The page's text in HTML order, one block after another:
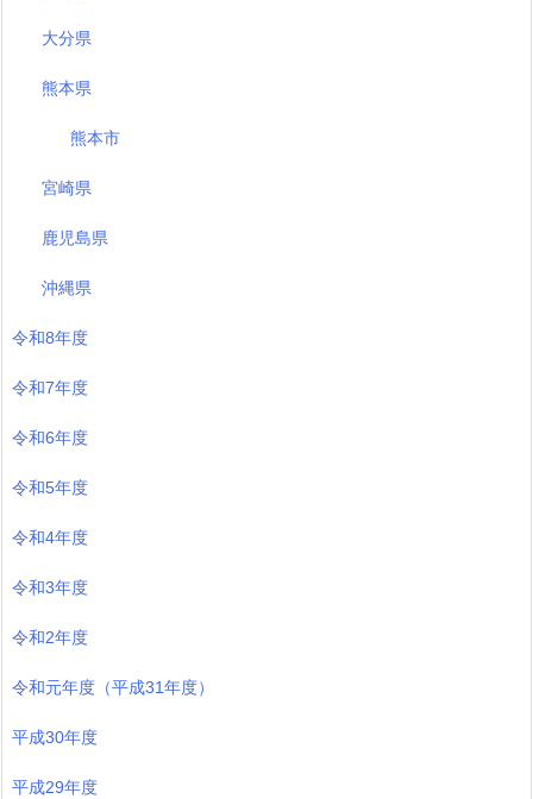
大分県
熊本県
熊本市
宮崎県
鹿児島県
沖縄県
令和8年度
令和7年度
令和6年度
令和5年度
令和4年度
令和3年度
令和2年度
令和元年度（平成31年度）
平成30年度
平成29年度